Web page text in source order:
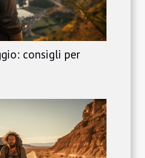
consigli per